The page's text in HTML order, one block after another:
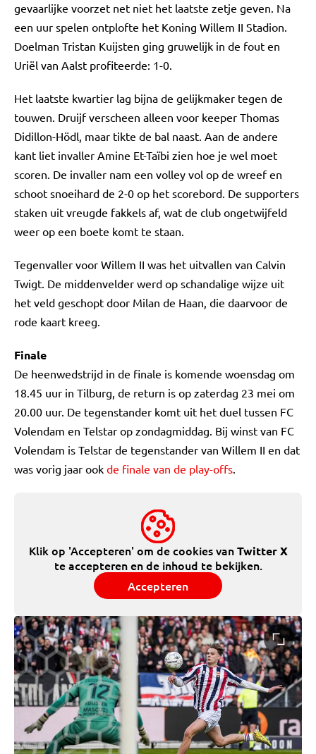
gevaarlijke voorzet net niet het laatste zetje geven. Na
een uur spelen ontplofte het Koning Willem II Stadion.
Doelman Tristan Kuijsten ging gruwelijk in de fout en
Uriël van Aalst profiteerde: 1-0.
Het laatste kwartier lag bijna de gelijkmaker tegen de
touwen. Druijf verscheen alleen voor keeper Thomas
Didillon-Hödl, maar tikte de bal naast. Aan de andere
kant liet invaller Amine Et-Taïbi zien hoe je wel moet
scoren. De invaller nam een volley vol op de wreef en
schoot snoeihard de 2-0 op het scorebord. De supporters
staken uit vreugde fakkels af, wat de club ongetwijfeld
weer op een boete komt te staan.
Tegenvaller voor Willem II was het uitvallen van Calvin
Twigt. De middenvelder werd op schandalige wijze uit
het veld geschopt door Milan de Haan, die daarvoor de
rode kaart kreeg.
Finale
De heenwedstrijd in de finale is komende woensdag om
18.45 uur in Tilburg, de return is op zaterdag 23 mei om
20.00 uur. De tegenstander komt uit het duel tussen FC
Volendam en Telstar op zondagmiddag. Bij winst van FC
Volendam is Telstar de tegenstander van Willem II en dat
was vorig jaar ook de finale van de play-offs.
Klik op 'Accepteren' om de cookies vanTwitter X
te accepteren en de inhoud te bekijken.
Accepteren